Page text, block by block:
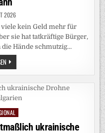
2026
kein Geld mehr für
sie hat tatkräftige Bürger,
Hände schmutzig…
KLAMME
KOMMUNEN:
MANCHE
HELDEN
TRAGEN
BLAUMANN
ukrainische